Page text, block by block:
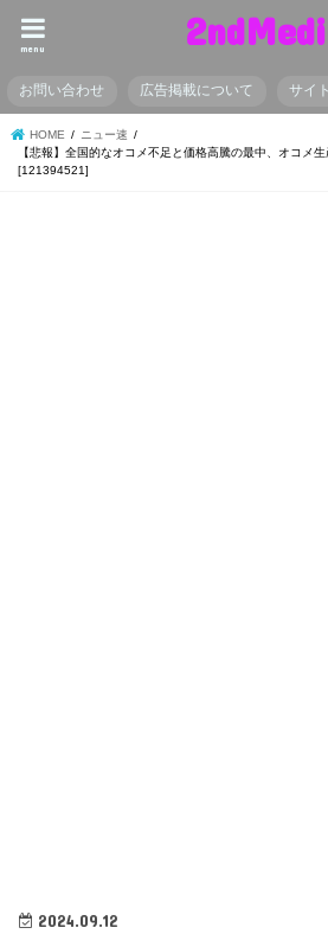
menu
お問い合わせ 広告掲載について サイ
HOME
ニュー速
【悲報】全国的なオコメ不足と価格高騰の最中、オコメ
[121394521]
2024.09.12